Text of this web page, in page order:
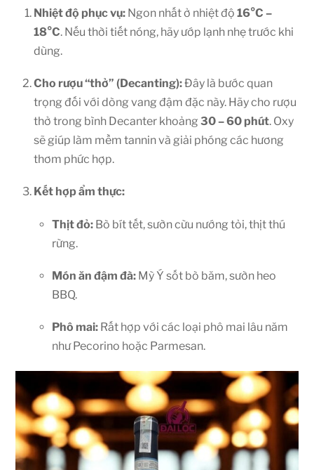
Nhiệt độ phục vụ: Ngon nhất ở nhiệt độ 16°C –
18°C. Nếu thời tiết nóng, hãy ướp lạnh nhẹ trước khi
dùng.
Cho rượu “thở” (Decanting):Đây là bước quan
trọng đối với dòng vang đậm đặc này. Hãy cho rượu
thở trong bình Decanter khoảng 30 – 60 phút. Oxy
sẽ giúp làm mềm tannin và giải phóng các hương
thơm phức hợp.
Kết hợp ẩm thực:
Thịt đỏ:Bò bít tết, sườn cừu nướng tỏi, thịt thú
rừng.
Món ăn đậm đà:Mỳ Ý sốt bò băm, sườn heo
BBQ.
Phô mai:Rất hợp với các loại phô mai lâu năm
như Pecorino hoặc Parmesan.